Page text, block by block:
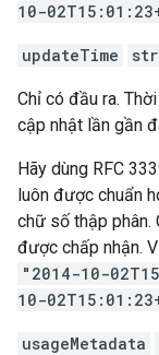
10-
updateTime
Chỉ có đầu ra.
cập nhật lần gần
Hãy dùng RFC
luôn được chuẩn
chữ số thập phân.
được chấp nhận.
"2014-10-
10-
usageMetadata